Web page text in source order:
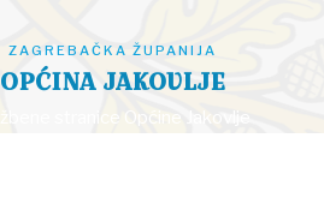
ZAGREBAČKA ŽUPANIJA
OPĆINA JAKOVLJE